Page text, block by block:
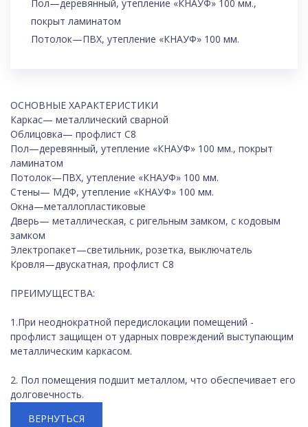
Пол—деревянный, утепление «КНАУФ» 100 мм.,
покрыт ламинатом
Потолок—ПВХ, утепление «КНАУФ» 100 мм.
ОСНОВНЫЕ ХАРАКТЕРИСТИКИ
Каркас— металлический сварной
Облицовка— профлист С8
Пол—деревянный, утепление «КНАУФ» 100 мм., покрыт
ламинатом
Потолок—ПВХ, утепление «КНАУФ» 100 мм.
Стены— МДФ, утепление «КНАУФ» 100 мм.
Окна—металлопластиковые
Дверь— металлическая, с ригельным замком, с кодовым
замком
Электропакет—светильник, розетка, выключатель
Кровля—двускатная, профлист С8
ПРЕИМУЩЕСТВА:
1.При неоднократной передислокации помещений -
профлист защищен от ударных повреждений выступающим
металлическим каркасом.
2. Пол помещения подшит металлом, что обеспечивает его
долговечность.
ВЕРНУТЬСЯ